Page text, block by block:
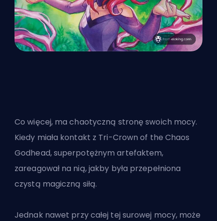
Co więcej, ma chaotyczną stronę swoich mocy.
Kiedy miała kontakt z Tri-Crown of the Chaos
Godhead, superpotężnym artefaktem,
zareagował na nią, jakby była przepełniona
czystą magiczną siłą.
Jednak nawet przy całej tej surowej mocy, może